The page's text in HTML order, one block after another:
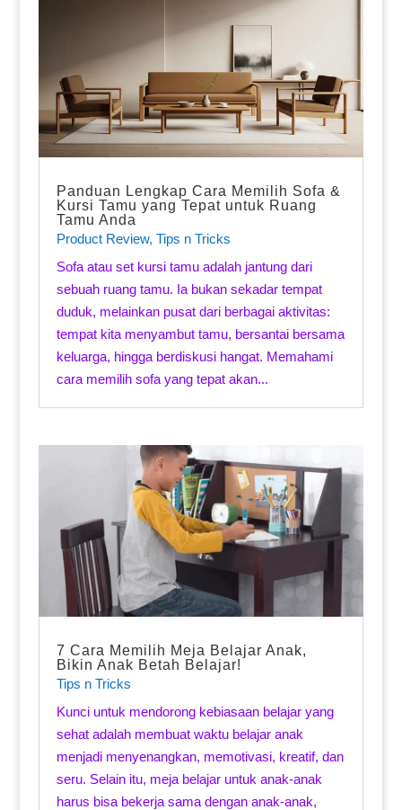
Panduan Lengkap Cara Memilih Sofa &
Kursi Tamu yang Tepat untuk Ruang
Tamu Anda
Product Review, Tips n Tricks
Sofa atau set kursi tamu adalah jantung dari
sebuah ruang tamu. Ia bukan sekadar tempat
duduk, melainkan pusat dari berbagai aktivitas:
tempat kita menyambut tamu, bersantai bersama
keluarga, hingga berdiskusi hangat. Memahami
cara memilih sofa yang tepat akan...
7 Cara Memilih Meja Belajar Anak,
Bikin Anak Betah Belajar!
Tips n Tricks
Kunci untuk mendorong kebiasaan belajar yang
sehat adalah membuat waktu belajar anak
menjadi menyenangkan, memotivasi, kreatif, dan
seru. Selain itu, meja belajar untuk anak-anak
harus bisa bekerja sama dengan anak-anak,